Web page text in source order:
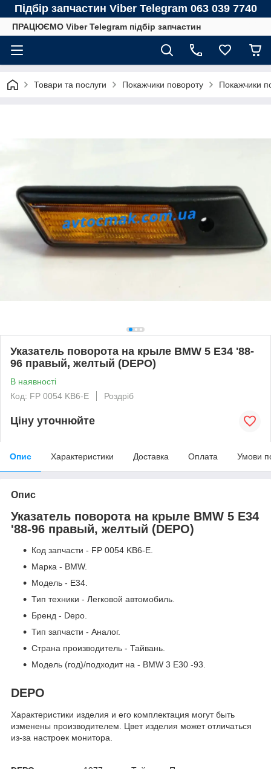
Підбір запчастин Viber Telegram 063 039 7740
ПРАЦЮЄМО Viber Telegram підбір запчастин
Товари та послуги Покажчики повороту Покажчики
Указатель поворота на крыле BMW 5 E34 '88-
96 правый, желтый (DEPO)
В наявності
Код: FP 0054 KB6-E
Роздріб
Ціну уточнюйте
Опис Характеристики Доставка Оплата Умови
Опис
Указатель поворота на крыле BMW 5 E34
'88-96 правый, желтый (DEPO)
Код запчасти - FP 0054 KB6-E.
Марка - BMW.
Модель - E34.
Тип техники - Легковой автомобиль.
Бренд - Depo.
Тип запчасти - Аналог.
Страна производитель - Тайвань.
Модель (год)/подходит на - BMW 3 E30 -93.
DEPO
Характеристики изделия и его комплектация могут быть
изменены производителем. Цвет изделия может отличаться
из-за настроек монитора.